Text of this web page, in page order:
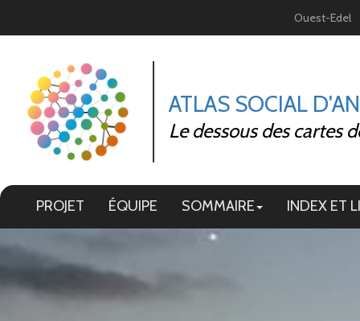
Ouest-Edel
ATLAS SOCIAL
Le dessous des cartes
PROJET ÉQUIPE SOMMAIRE INDEX ET